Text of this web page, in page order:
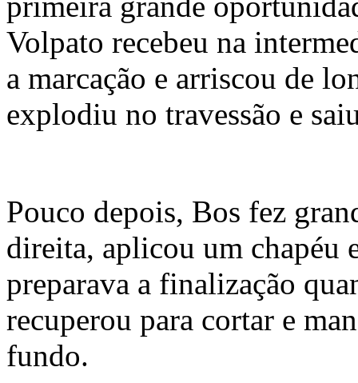
Volpato recebeu na
a marcação e arriscou de
explodiu no travessão e
Pouco depois, Bos fez
direita, aplicou um chapéu
preparava a finalização
recuperou para cortar e
fundo.